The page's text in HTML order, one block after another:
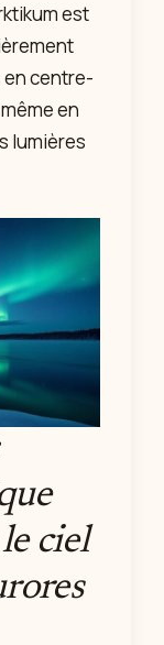
est
centre-
en
lumières
ciel